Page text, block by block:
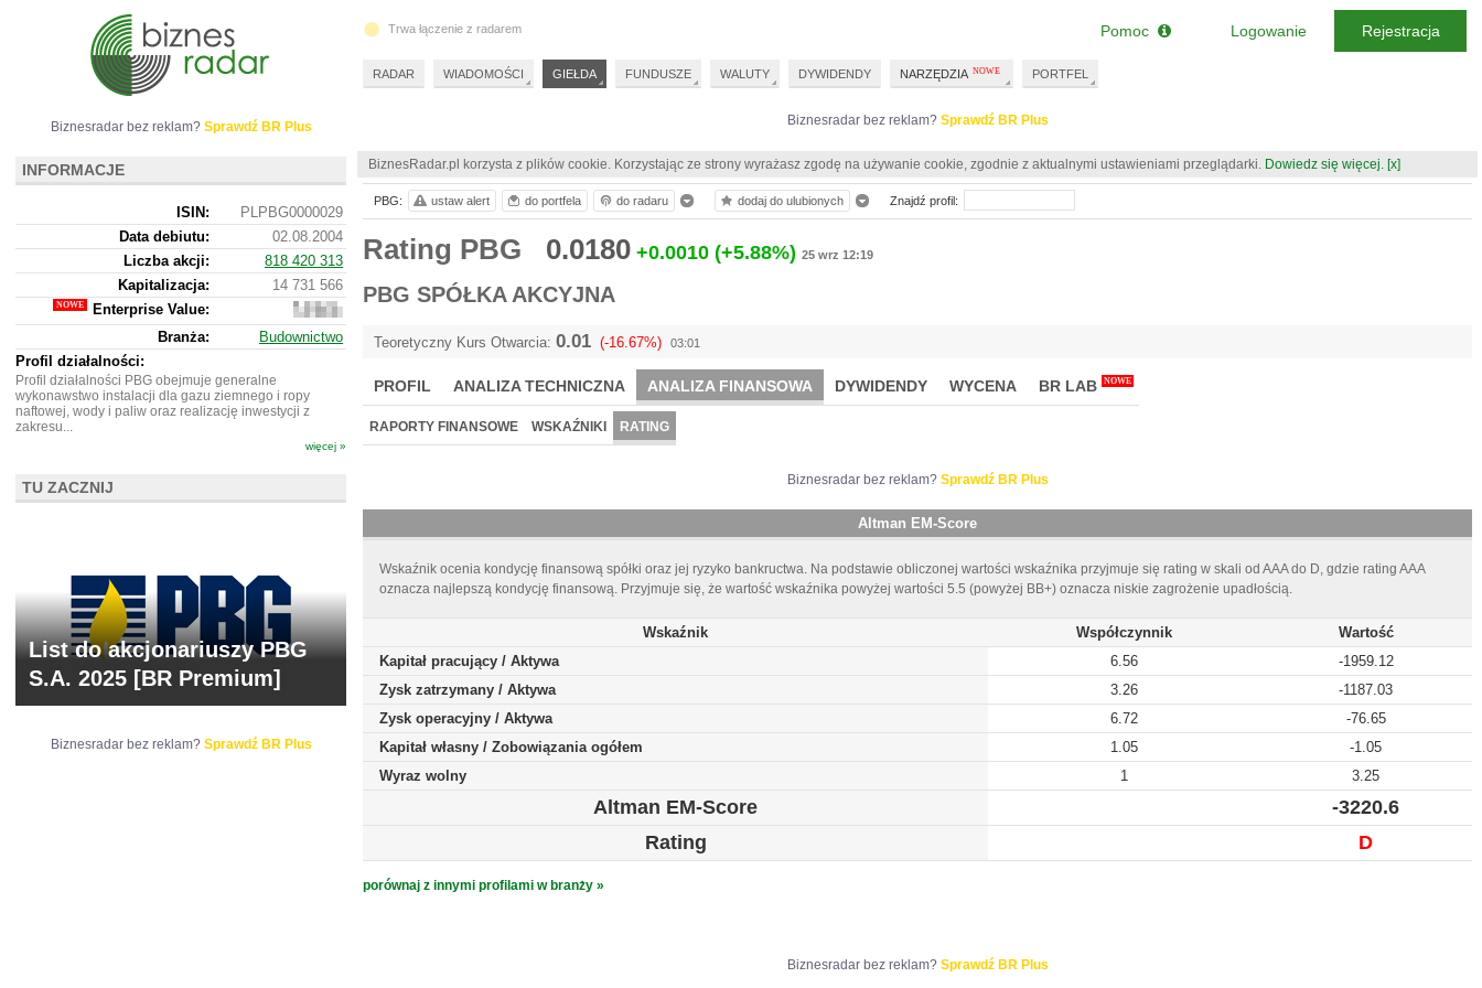
Biznesradar bez reklam? Sprawdź BR Plus
BiznesRadar.pl korzysta z plików cookie. Korzystając ze strony wyrażasz zgodę na używanie cookie, zgodnie z aktualnymi ustawieniami przeglądarki. Dowiedz się więcej. [x]
Rating PBG 0.0180 +0.0010 (+5.88%) 25 wrz 12:19
PBG SPÓŁKA AKCYJNA
Teoretyczny Kurs Otwarcia: 0.01 (-16.67%) 03:01
PROFIL ANALIZA TECHNICZNA ANALIZA FINANSOWA DYWIDENDY WYCENA BR LAB NOWE
RAPORTY FINANSOWE WSKAŹNIKI RATING
Biznesradar bez reklam? Sprawdź BR Plus
Altman EM-Score
Wskaźnik ocenia kondycję finansową spółki oraz jej ryzyko bankructwa. Na podstawie obliczonej wartości wskaźnika przyjmuje się rating w skali od AAA do D, gdzie rating AAA
oznacza najlepszą kondycję finansową. Przyjmuje się, że wartość wskaźnika powyżej wartości 5.5 (powyżej BB+) oznacza niskie zagrożenie upadłością.
Wskaźnik Współczynnik
Wartość
Kapitał pracujący / Aktywa
6.56
-1959.12
Zysk zatrzymany / Aktywa
3.26
-1187.03
Zysk operacyjny / Aktywa
6.72
-76.65
Kapitał własny / Zobowiązania ogółem
1.05
-1.05
Wyraz wolny
1 3.25
Altman EM-Score
-3220.6
Rating
D
porównaj z innymi profilami w branży »
Biznesradar bez reklam? Sprawdź BR Plus
PBG: ustaw alert do portfela do radaru dodaj do ulubionych Znajdź profil:
Biznesradar bez reklam? Sprawdź BR Plus
INFORMACJE
ISIN:
PLPBG0000029
Data debiutu:
02.08.2004
Liczba akcji:
818 420 313
Kapitalizacja:
14 731 566
Enterprise Value:
140
566
Branża:
Budownictwo
Profil działalności:
Profil działalności PBG obejmuje generalne
wykonawstwo instalacji dla gazu ziemnego i ropy
naftowej, wody i paliw oraz realizację inwestycji z
zakresu...
więcej »
TU ZACZNIJ
List do akcjonariuszy PBG
S.A. 2025 [BR Premium]
Biznesradar bez reklam? Sprawdź BR Plus
Trwa łączenie z radarem
RADAR WIADOMOŚCI GIEŁDA FUNDUSZE WALUTY DYWIDENDY NARZĘDZIA PORTFEL
Pomoc Logowanie Rejestracja